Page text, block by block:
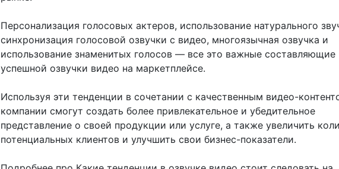
Персонализация голосовых актеров, использование натурального
синхронизация голосовой озвучки с видео, многоязычная озвучка и
использование знаменитых голосов — все это важные составляющие
успешной озвучки видео на маркетплейсе.
Используя эти тенденции в сочетании с качественным видео-
компании смогут создать более привлекательное и убедительное
представление о своей продукции или услуге, а также увеличить
потенциальных клиентов и улучшить свои бизнес-показатели.